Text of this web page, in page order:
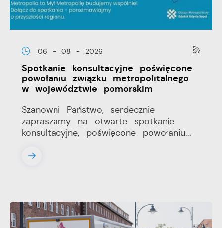
06 - 08 - 2026
Spotkanie konsultacyjne poświęcone
powołaniu związku metropolitalnego
w województwie pomorskim
Szanowni Państwo, serdecznie
zapraszamy na otwarte spotkanie
konsultacyjne, poświęcone powołaniu...